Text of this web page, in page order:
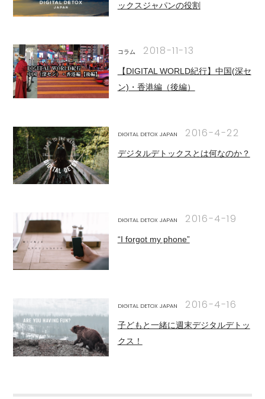
ックスジャパンの役割
コラム 2018-11-13
【DIGITAL WORLD紀行】中国(深セ
ン)・香港編（後編）
DIGITAL DETOX JAPAN 2016-4-22
デジタルデトックスとは何なのか？
DIGITAL DETOX JAPAN 2016-4-19
“I forgot my phone”
DIGITAL DETOX JAPAN 2016-4-16
子どもと一緒に週末デジタルデトッ
クス！